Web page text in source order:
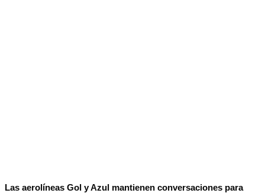
Las aerolíneas Gol y Azul mantienen conversaciones para